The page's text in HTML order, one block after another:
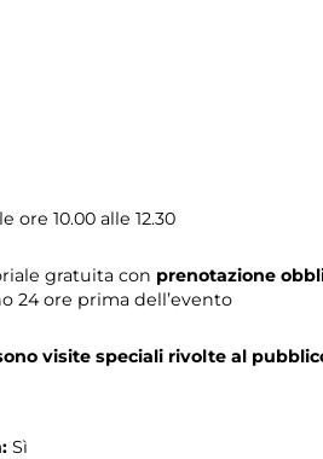
ore 10.00 alle 12.30
gratuita con prenotazione
24 ore prima dell’evento
visite speciali rivolte al
Sì